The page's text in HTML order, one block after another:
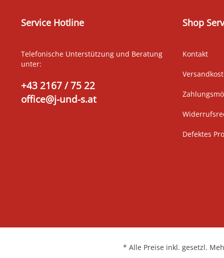
Service Hotline
Telefonische Unterstützung und Beratung
unter:
+43 2167 / 75 22
office@j-und-s.at
Shop
Kontakt
Defektes
* Alle Preise inkl. gesetzl.